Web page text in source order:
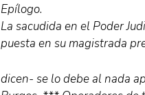
Epílogo.
La sacudida en el Poder
puesta en su magistrada
dicen- se lo debe al nada